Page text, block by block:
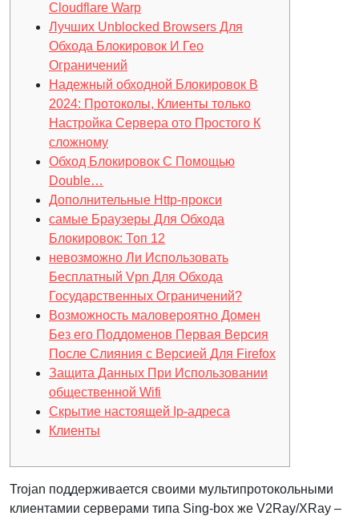
Cloudflare Warp
Лучших Unblocked Browsers Для
Обхода Блокировок И Гео
Ограничений
Надежный обходной Блокировок В
2024: Протоколы, Клиенты только
Настройка Сервера ото Простого К
сложному
Обход Блокировок С Помощью
Double…
Дополнительные Http-прокси
самые Браузеры Для Обхода
Блокировок: Топ 12
невозможно Ли Использовать
Бесплатный Vpn Для Обхода
Государственных Ограничений?
Возможность маловероятно Домен
Без его Поддоменов Первая Версия
После Слияния с Версией Для Firefox
Защита Данных При Использовании
общественной Wifi
Скрытие настоящей Ip-адреса
Клиенты
Trojan поддерживается своими мультипротокольными
клиентамии серверами типа Sing-box же V2Ray/XRay –